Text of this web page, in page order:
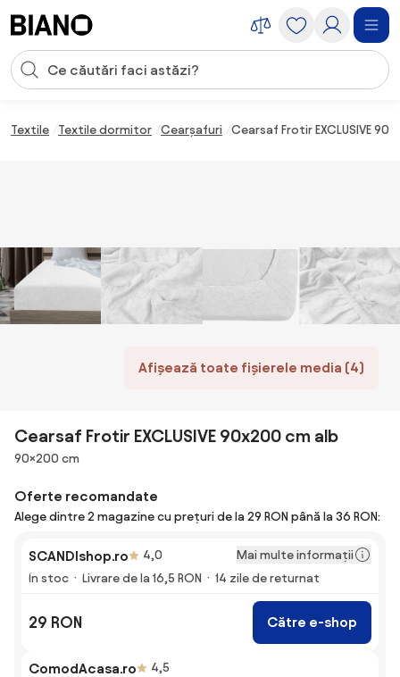
Introducerea căutării
Textile Textile dormitor Cearșafuri Cearsaf Frotir EXCLUSIVE
Afișează toate fișierele media (4)
Cearsaf Frotir EXCLUSIVE 90x200 cm alb
Dimensiuni
90×200 cm
Oferte recomandate
Alege dintre 2 magazine cu prețuri de la 29 RON până la 36 RON:
SCANDIshop.ro 4,0
Mai multe informații
În stoc
Livrare de la 16,5 RON 14 zile de returnat
29 RON Către e-shop
ComodAcasa.ro
4,5